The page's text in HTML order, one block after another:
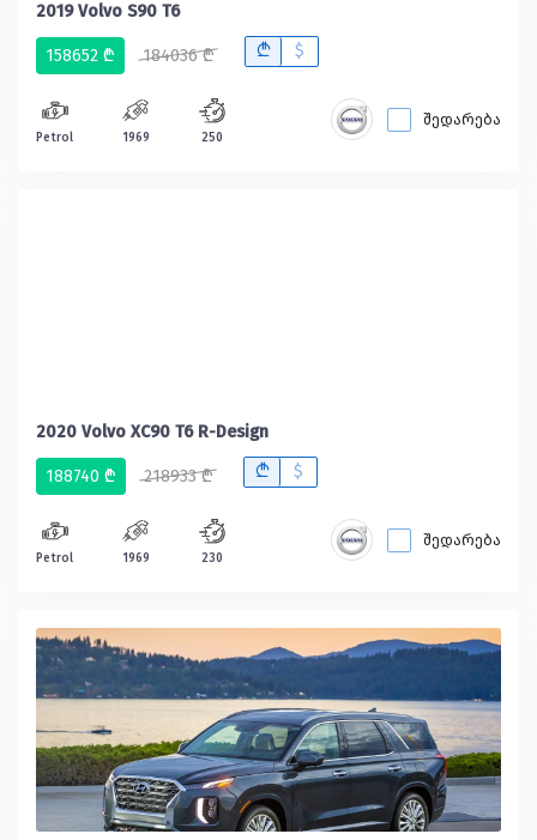
2019 Volvo S90 T6
158652 ₾ 184036 ₾ B $
Petrol 1969 250
შედარება
2020 Volvo XC90 T6 R-Design
188740 ₾ 218933 ₾ B $
Petrol 1969 230
შედარება